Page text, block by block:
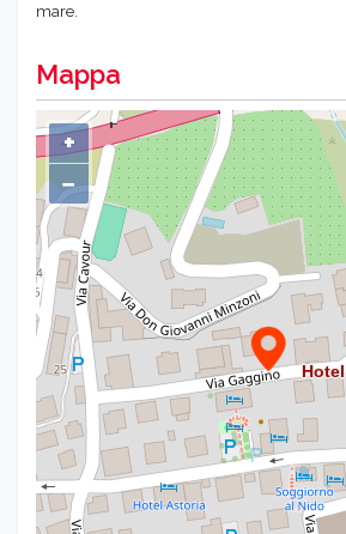
mare.
Mappa
+
−